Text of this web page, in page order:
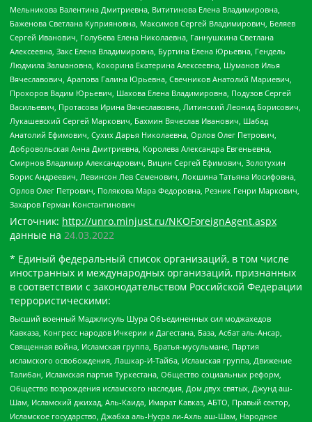
Мельникова Валентина Дмитриевна, Вититинова Елена Владимировна,
Баженова Светлана Куприяновна, Максимов Сергей Владимирович, Беляев
Сергей Иванович, Голубева Елена Николаевна, Ганнушкина Светлана
Алексеевна, Закс Елена Владимировна, Буртина Елена Юрьевна, Гендель
Людмила Залмановна, Кокорина Екатерина Алексеевна, Шуманов Илья
Вячеславович, Арапова Галина Юрьевна, Свечников Анатолий Мариевич,
Прохоров Вадим Юрьевич, Шахова Елена Владимировна, Подузов Сергей
Васильевич, Протасова Ирина Вячеславовна, Литинский Леонид Борисович,
Лукашевский Сергей Маркович, Бахмин Вячеслав Иванович, Шабад
Анатолий Ефимович, Сухих Дарья Николаевна, Орлов Олег Петрович,
Добровольская Анна Дмитриевна, Королева Александра Евгеньевна,
Смирнов Владимир Александрович, Вицин Сергей Ефимович, Золотухин
Борис Андреевич, Левинсон Лев Семенович, Локшина Татьяна Иосифовна,
Орлов Олег Петрович, Полякова Мара Федоровна, Резник Генри Маркович,
Захаров Герман Константинович
Источник: http://unro.minjust.ru/NKOForeignAgent.aspx
данные на 24.03.2022
* Единый федеральный список организаций, в том числе
иностранных и международных организаций, признанных
в соответствии с законодательством Российской Федерации
террористическими:
Высший военный Маджлисуль Шура Объединенных сил моджахедов
Кавказа, Конгресс народов Ичкерии и Дагестана, База, Асбат аль-Ансар,
Священная война, Исламская группа, Братья-мусульмане, Партия
исламского освобождения, Лашкар-И-Тайба, Исламская группа, Движение
Талибан, Исламская партия Туркестана, Общество социальных реформ,
Общество возрождения исламского наследия, Дом двух святых, Джунд аш-
Шам, Исламский джихад, Аль-Каида, Имарат Кавказ, АБТО, Правый сектор,
Исламское государство, Джабха аль-Нусра ли-Ахль аш-Шам, Народное